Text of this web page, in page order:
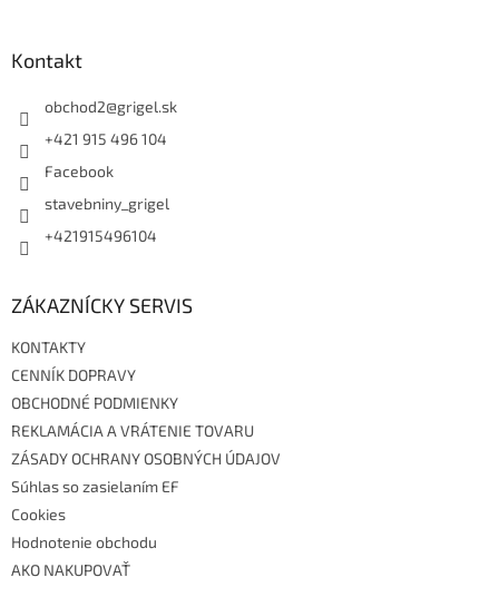
Kontakt
obchod2@grigel.sk
+421 915 496 104
Facebook
stavebniny_grigel
+421915496104
ZÁKAZNÍCKY SERVIS
KONTAKTY
CENNÍK DOPRAVY
OBCHODNÉ PODMIENKY
REKLAMÁCIA A VRÁTENIE TOVARU
ZÁSADY OCHRANY OSOBNÝCH ÚDAJOV
Súhlas so zasielaním EF
Cookies
Hodnotenie obchodu
AKO NAKUPOVAŤ